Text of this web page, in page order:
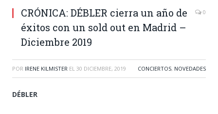
CRÓNICA: DÉBLER cierra un año de
éxitos con un sold out en Madrid –
Diciembre 2019
0
POR IRENE KILMISTER EL 30 DICIEMBRE, 2019 CONCIERTOS, NOVEDADES
DÉBLER